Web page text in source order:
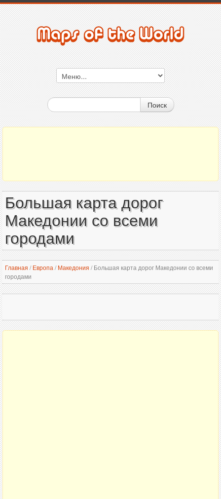
Поиск
Большая карта дорог
Македонии со всеми
городами
Главная / Европа / Македония /Большая карта дорог Македонии со всеми
городами